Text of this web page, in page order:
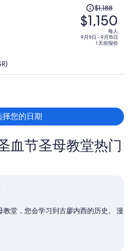
原
价
为
每
现
$1,150
$1,188
$1,150
每人
9月9日 - 9月15日
1 天前报价
择您的日期
血节圣母教堂热门
堂，您会学习到古廖内西的历史。 漫